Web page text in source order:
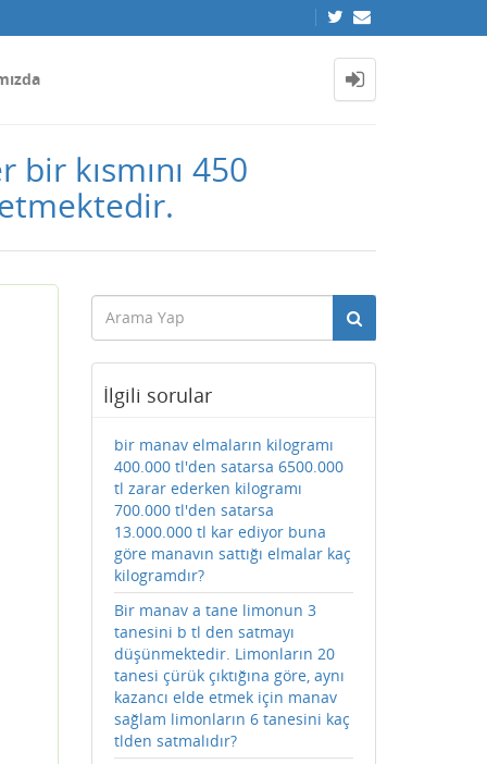
kısmını 450
İlgili sorular
bir manav elmaların kilogramı
400.000 tl'den satarsa 6500.000
tl zarar ederken kilogramı
700.000 tl'den satarsa
13.000.000 tl kar ediyor buna
göre manavın sattığı elmalar kaç
kilogramdır?
Bir manav a tane limonun 3
tanesini b tl den satmayı
düşünmektedir. Limonların 20
tanesi çürük çıktığına göre, aynı
kazancı elde etmek için manav
sağlam limonların 6 tanesini kaç
tlden satmalıdır?